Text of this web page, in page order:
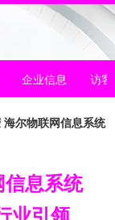
企业信息 访客
海尔物联网信息系统
息系统
业引领